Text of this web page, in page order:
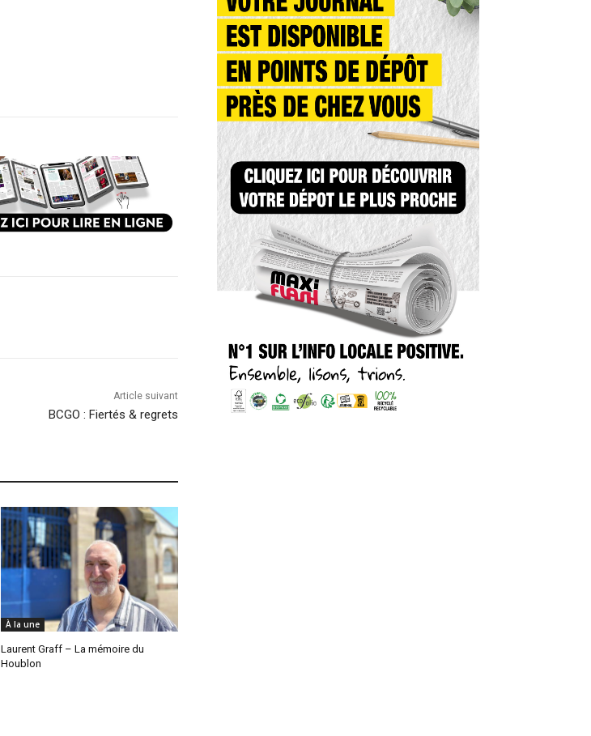
Article suivant
BCGO : Fiertés & regrets
À la une
Laurent Graff – La mémoire du
Houblon